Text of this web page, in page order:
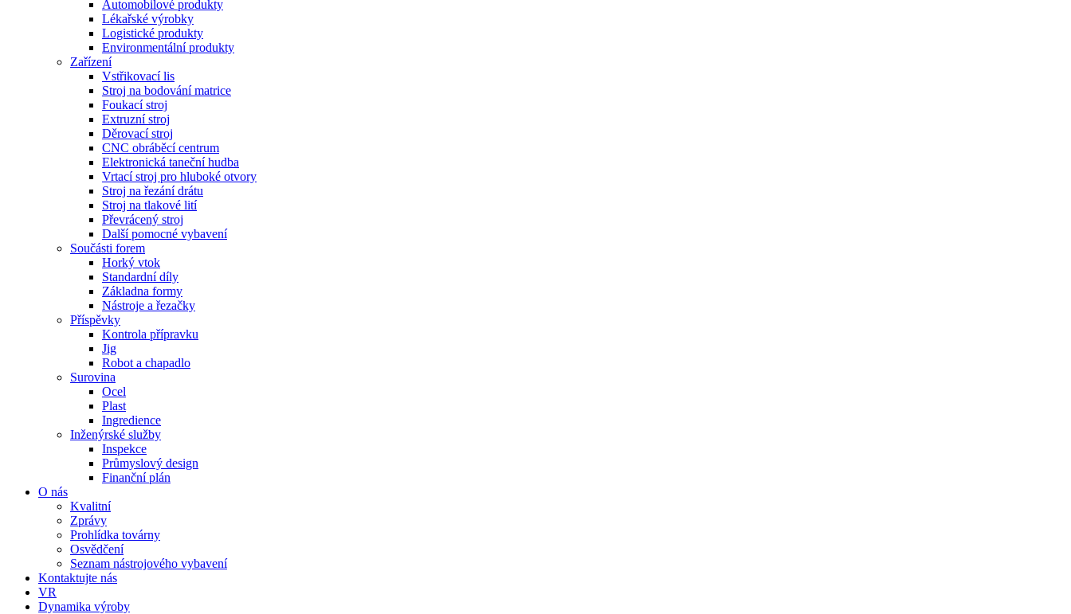
Automobilové produkty
Lékařské výrobky
Logistické produkty
Environmentální produkty
Zařízení
Vstřikovací lis
Stroj na bodování matrice
Foukací stroj
Extruzní stroj
Děrovací stroj
CNC obráběcí centrum
Elektronická taneční hudba
Vrtací stroj pro hluboké otvory
Stroj na řezání drátu
Stroj na tlakové lití
Převrácený stroj
Další pomocné vybavení
Součásti forem
Horký vtok
Standardní díly
Základna formy
Nástroje a řezačky
Příspěvky
Kontrola přípravku
Jig
Robot a chapadlo
Surovina
Ocel
Plast
Ingredience
Inženýrské služby
Inspekce
Průmyslový design
Finanční plán
O nás
Kvalitní
Zprávy
Prohlídka továrny
Osvědčení
Seznam nástrojového vybavení
Kontaktujte nás
VR
Dynamika výroby